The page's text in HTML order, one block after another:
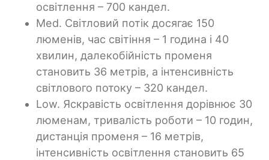
освітлення – 700 кандел.
Med. Світловий потік досягає 150
люменів, час світіння – 1 година і 40
хвилин, далекобійність променя
становить 36 метрів, а інтенсивність
світлового потоку – 320 кандел.
Low. Яскравість освітлення дорівнює 30
люменам, тривалість роботи – 10 годин,
дистанція променя – 16 метрів,
інтенсивність освітлення становить 65